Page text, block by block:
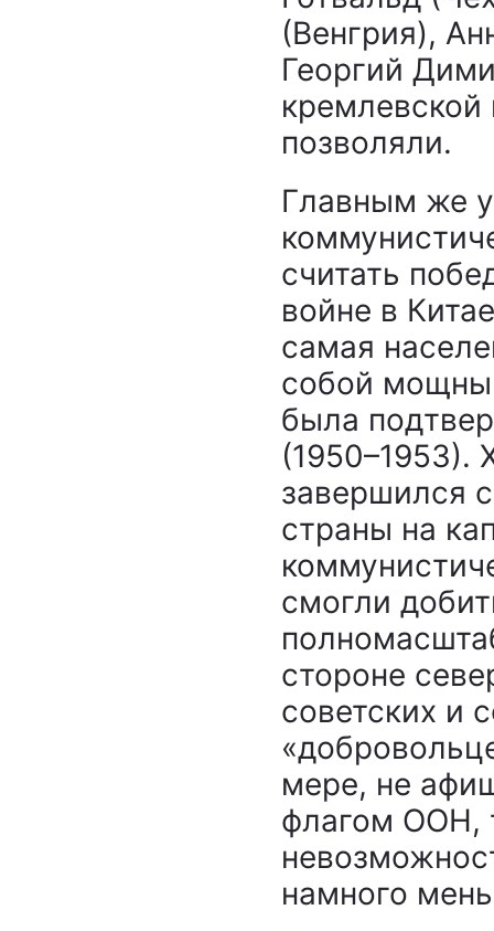
(Венгрия),
Георгий
позволяли.
Главным же
считать
войне в
самая
собой
была
(1950–1953).
завершился
страны на
смогли
стороне
советских и
мере, не
флагом ООН,
намного